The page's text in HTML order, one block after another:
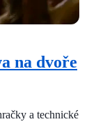
na dvoře
a technické